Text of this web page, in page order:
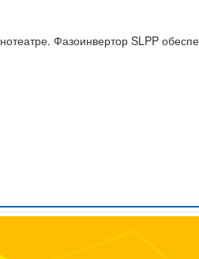
Фазоинвертор SLPP